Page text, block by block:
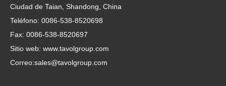
Ciudad de Taian, Shandong, China
Teléfono: 0086-538-8520698
Fax: 0086-538-8520697
Sitio web: www.tavolgroup.com
Correo:sales@tavolgroup.com